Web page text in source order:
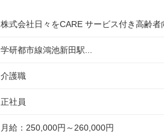
株式会社日々をCARE サービス付き高齢者
学研都市線鴻池新田駅...
介護職
正社員
月給：250,000円～260,000円